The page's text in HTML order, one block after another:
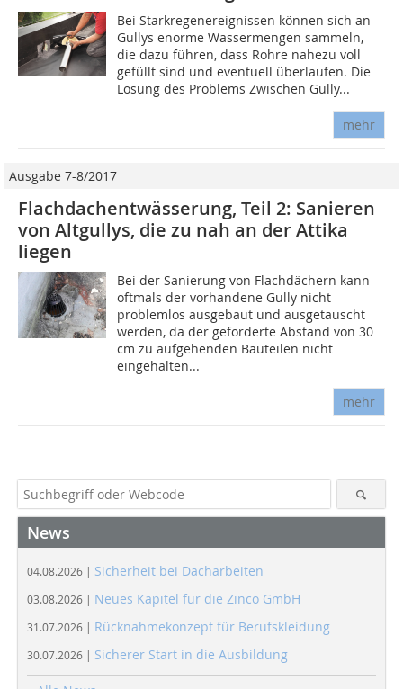
Bei Starkregenereignissen können sich an
Gullys enorme Wassermengen sammeln,
die dazu führen, dass Rohre nahezu voll
gefüllt sind und eventuell überlaufen. Die
Lösung des Problems Zwischen Gully...
mehr
Ausgabe 7-8/2017
Flachdachentwässerung, Teil 2: Sanieren
von Altgullys, die zu nah an der Attika
liegen
Bei der Sanierung von Flachdächern kann
oftmals der vorhandene Gully nicht
problemlos ausgebaut und ausgetauscht
werden, da der geforderte Abstand von 30
cm zu aufgehenden Bauteilen nicht
eingehalten...
mehr
News
04.08.2026 | Sicherheit bei Dacharbeiten
03.08.2026 | Neues Kapitel für die Zinco GmbH
31.07.2026 | Rücknahmekonzept für Berufskleidung
30.07.2026 | Sicherer Start in die Ausbildung